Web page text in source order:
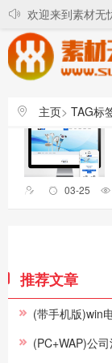
欢迎来到素材无
有站长和会员
主页> TAG标
03-25
推荐文章
(带手机版)win电
(PC+WAP)公司注册